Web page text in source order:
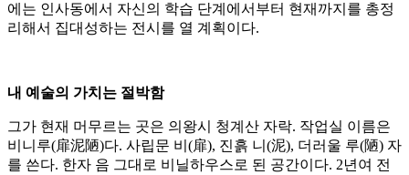
에는 인사동에서 자신의 학습 단계에서부터 현재까지를 총정
리해서 집대성하는 전시를 열 계획이다.
내 예술의 가치는 절박함
그가 현재 머무르는 곳은 의왕시 청계산 자락. 작업실 이름은
비니루(扉泥陋)다. 사립문 비(扉), 진흙 니(泥), 더러울 루(陋) 자
를 쓴다. 한자 음 그대로 비닐하우스로 된 공간이다. 2년여 전